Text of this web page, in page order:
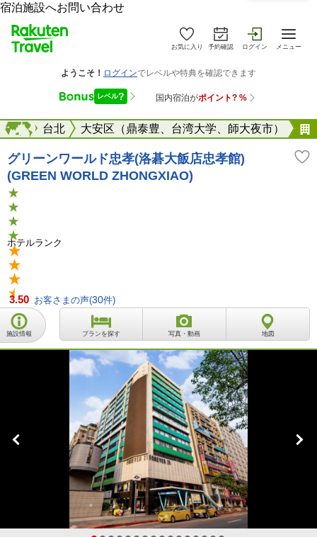
宿泊施設へお問い合わせ
お気に入り 予約確認 ログイン メニュー
台湾 台北 大安区（鼎泰豊、台湾大学、師大夜市）
海外
グリーンワールド忠孝(洛碁大飯店忠孝館)
(GREEN WORLD ZHONGXIAO)
ホテルランク
3.50 お客さまの声(30件)
施設情報 プランを探す 写真・動画 地図